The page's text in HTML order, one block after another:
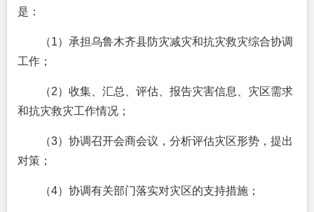
是：
（1）承担乌鲁木齐县防灾减灾和抗灾救灾综合协调
工作；
（2）收集、汇总、评估、报告灾害信息、灾区需求
和抗灾救灾工作情况；
（3）协调召开会商会议，分析评估灾区形势，提出
对策；
（4）协调有关部门落实对灾区的支持措施；